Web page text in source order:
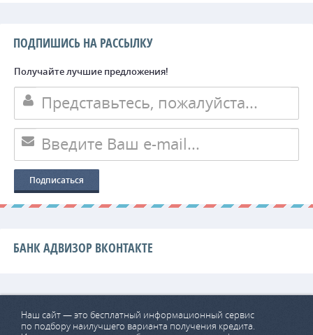
ПОДПИШИСЬ НА РАССЫЛКУ
Получайте лучшие предложения!
БАНК АДВИЗОР ВКОНТАКТЕ
Наш сайт — это бесплатный информационный сервис
по подбору наилучшего варианта получения кредита.